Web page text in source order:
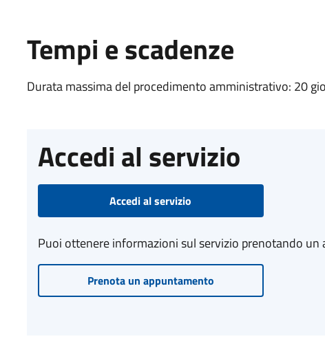
Tempi e scadenze
Durata massima del procedimento amministrativo: 20
Accedi al servizio
Accedi al servizio
Puoi ottenere informazioni sul servizio prenotando
Prenota un appuntamento